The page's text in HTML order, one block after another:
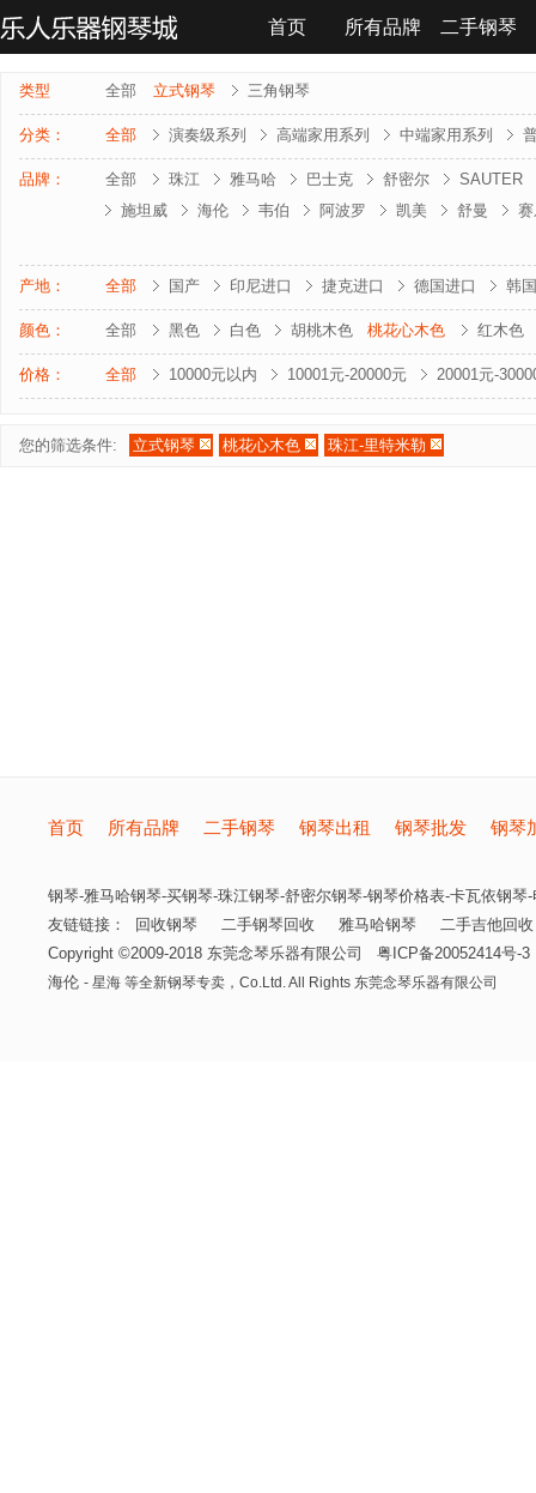
首页 所有品牌 二手钢琴
联系我们
类型 全部 立式钢琴 三角钢琴
分类： 全部 演奏级系列 高端家用系列 中端家用系列
品牌： 全部 珠江 雅马哈 巴士克 舒密尔
SAUTER
施坦威
海伦 韦伯 阿波罗 凯美 舒曼
产地： 全部 国产 印尼进口 捷克进口 德国进口 韩
颜色： 全部 黑色 白色 胡桃木色 桃花心木色 红木色
价格： 全部 10000元以内 10001元-20000元 20001元-
您的筛选条件: 立式钢琴 桃花心木色 珠江-里特米勒
首页 所有品牌 二手钢琴 钢琴出租 钢琴批发 钢琴
钢琴-雅马哈钢琴-买钢琴-珠江钢琴-舒密尔钢琴-钢琴价格表-卡瓦依钢琴
友链链接：
回收钢琴 二手钢琴回收 雅马哈钢琴
二手吉他回收
Copyright ©2009-2018 东莞念琴乐器有限公司
粤ICP备20052414号-3
海伦 - 星海 等全新钢琴专卖， Co.Ltd. All Rights 东莞念琴乐器有限公司